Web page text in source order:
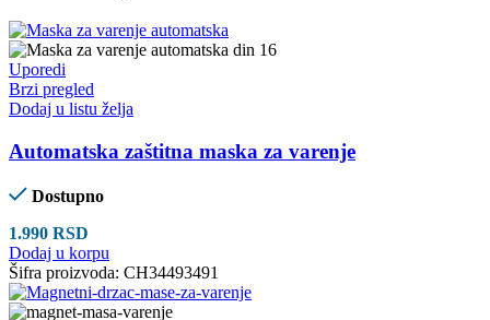
Uporedi
Brzi pregled
Dodaj u listu želja
Automatska zaštitna maska za varenje
Dostupno
1.990 RSD
Dodaj u korpu
Šifra proizvoda: CH34493491